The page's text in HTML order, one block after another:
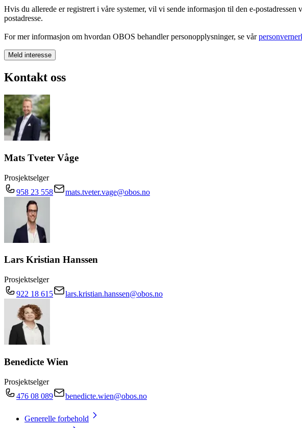
Hvis du allerede er registrert i våre systemer, vil vi sende informasjon til den e-
postadresse.
For mer informasjon om hvordan OBOS behandler personopplysninger, se vår
Meld interesse
Kontakt oss
Mats Tveter Våge
Prosjektselger
958 23 558
mats.tveter.vage@obos.no
Lars Kristian Hanssen
Prosjektselger
922 18 615
lars.kristian.hanssen@obos.no
Benedicte Wien
Prosjektselger
476 08 089
benedicte.wien@obos.no
Generelle forbehold